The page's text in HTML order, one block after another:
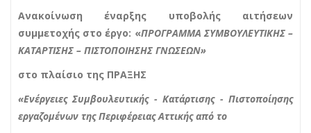
Ανακοίνωση έναρξης υποβολής αιτήσεων
συμμετοχής στο έργο: «ΠΡΟΓΡΑΜΜΑ ΣΥΜΒΟΥΛΕΥΤΙΚΗΣ –
ΚΑΤΑΡΤΙΣΗΣ – ΠΙΣΤΟΠΟΙΗΣΗΣ ΓΝΩΣΕΩΝ»
στο πλαίσιο της ΠΡΑΞΗΣ
«Ενέργειες Συμβουλευτικής - Κατάρτισης - Πιστοποίησης
εργαζομένων της Περιφέρειας Αττικής από το